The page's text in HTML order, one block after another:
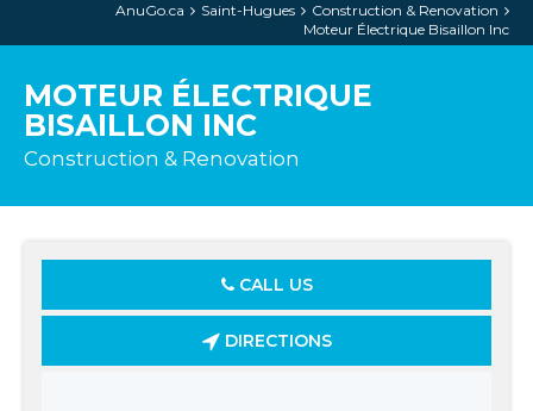
AnuGo.ca Saint-Hugues
Construction & Renovation
Moteur Électrique Bisaillon Inc
MOTEUR ÉLECTRIQUE
BISAILLON INC
Construction & Renovation
CALL US
DIRECTIONS